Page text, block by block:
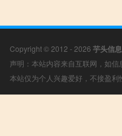
Copyright © 2012 - 2026 芋头信
声明：本站内容来自互联网，如
本站仅为个人兴趣爱好，不接盈利